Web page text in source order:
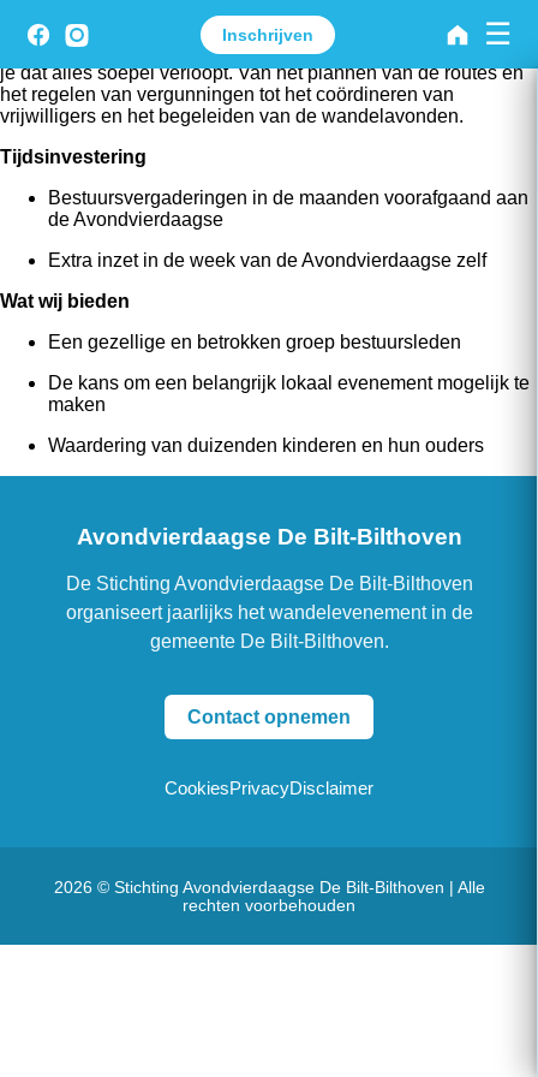
Inschrijven ☰
Wat je doet:
Als bestuurslid help je mee met de organisatie
van de Avondvierdaagse. Samen met andere vrijwilligers zorg
je dat alles soepel verloopt. Van het plannen van de routes en
het regelen van vergunningen tot het coördineren van
vrijwilligers en het begeleiden van de wandelavonden.
Tijdsinvestering
Bestuursvergaderingen in de maanden voorafgaand aan
de Avondvierdaagse
Extra inzet in de week van de Avondvierdaagse zelf
Wat wij bieden
Een gezellige en betrokken groep bestuursleden
De kans om een belangrijk lokaal evenement mogelijk te
maken
Waardering van duizenden kinderen en hun ouders
Avondvierdaagse De Bilt-Bilthoven
De Stichting Avondvierdaagse De Bilt-Bilthoven
organiseert jaarlijks het wandelevenement in de
gemeente De Bilt-Bilthoven.
Contact opnemen
CookiesPrivacyDisclaimer
2026 © Stichting Avondvierdaagse De Bilt-Bilthoven | Alle
rechten voorbehouden